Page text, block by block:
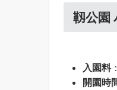
靱公園
入園料
開園時